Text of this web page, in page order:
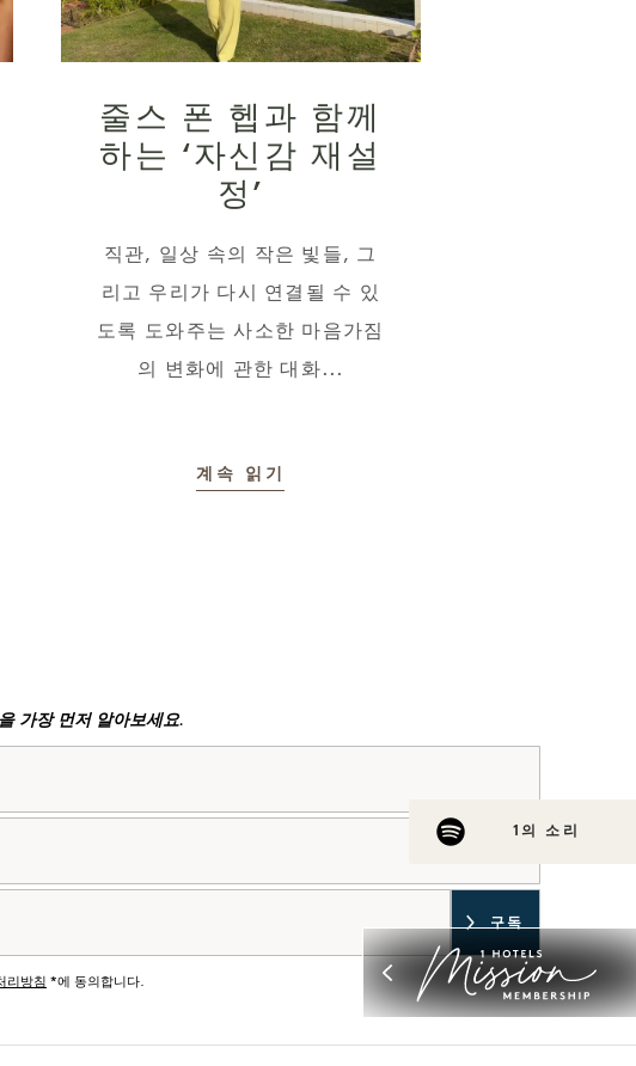
줄스 폰 헵과 함께
하는 ‘자신감 재설
정’
직관, 일상 속의 작은 빛들, 그
리고 우리가 다시 연결될 수 있
도록 도와주는 사소한 마음가짐
의 변화에 관한 대화...
계속 읽기
1의 소리
가장 먼저 알아보세요.
리방침 *에 동의합니다.